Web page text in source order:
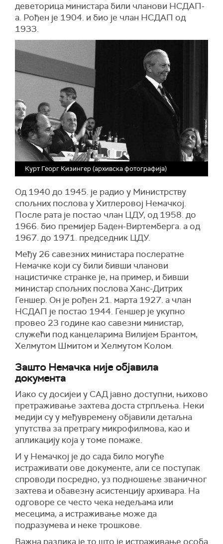
деветорица министара били чланови НСДАП-
а. Рођен је 1904. и био је члан НСДАП од
1933.
Курт Георг Кизингер (архивска фотографија)
Од 1940 до 1945. је радио у Министрству
спољних послова у Хитлеровој Немачкој.
После рата је постао члан ЦДУ, од 1958. до
1966. био премијер Баден-Виртемберга. а од
1967. до 1971. председник ЦДУ.
Међу 26 савезних министара послератне
Немачке који су били бивши чланови
нацистичке странке је, на пример, и бивши
министар спољних послова Ханс-Дитрих
Геншер. Он је рођен 21. марта 1927. а члан
НСДАП је постао 1944. Геншер је укупно
провео 23 године као савезни министар,
служећи под канцеларима Вилијем Брантом,
Хелмутом Шмитом и Хелмутом Колом.
Зашто Немачка није објавила
документа
Иако су досијеи у САД јавно доступни, њихово
претраживање захтева доста стрпљења. Неки
медији су у међувремену објавили детаљна
упутства за претрагу микрофилмова, као и
апликацију која у томе помаже.
И у Немачкој је до сада било могуће
истраживати ове документе, али се поступак
спроводи посредно, уз подношење званичног
захтева и обавезну асистенцију архивара. На
одговоре се често чека недељама или
месецима, а истраживање може да
подразумева и неке трошкове.
Важна разлика је то што је истраживање особа